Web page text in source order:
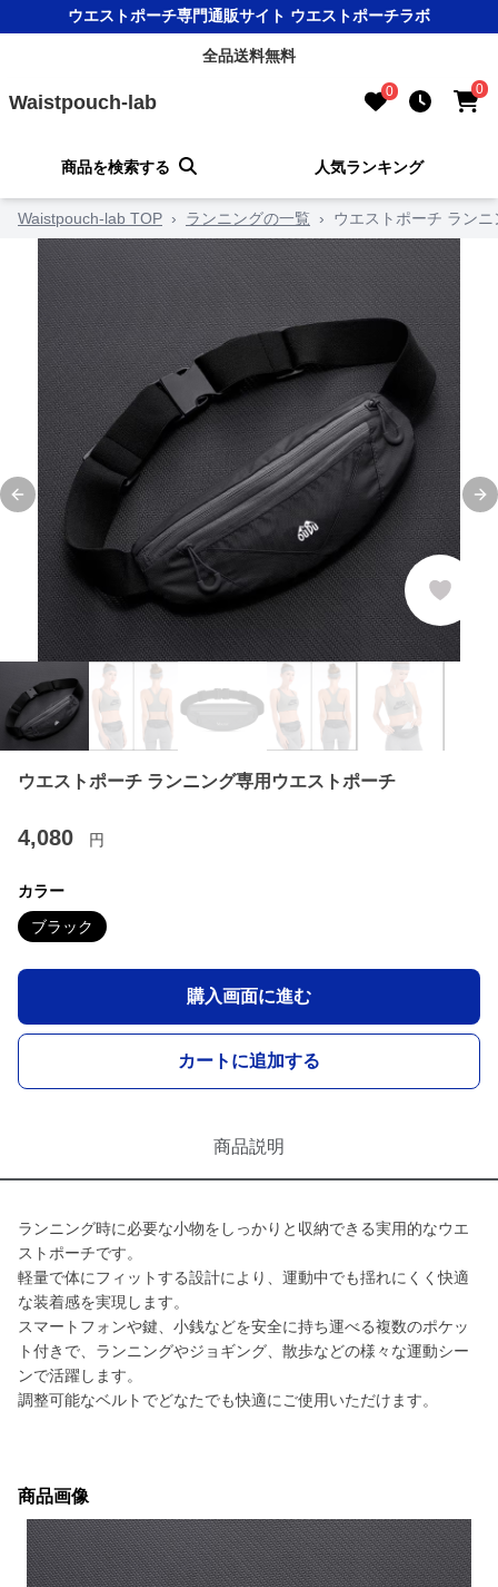
ウエストポーチ専門通販サイト ウエストポーチラボ
全品送料無料
Waistpouch-lab 0 0
商品を検索する 人気ランキング
Waistpouch-lab TOP › ランニングの一覧 › ウエストポーチ ラン
Previous slide
ウエストポーチ ランニング専用ウエストポーチ
4,080 円
カラー
ブラック
購入画面に進む
カートに追加する
商品説明
ランニング時に必要な小物をしっかりと収納できる実用的なウエ
ストポーチです。
軽量で体にフィットする設計により、運動中でも揺れにくく快適
な装着感を実現します。
スマートフォンや鍵、小銭などを安全に持ち運べる複数のポケッ
ト付きで、ランニングやジョギング、散歩などの様々な運動シー
ンで活躍します。
調整可能なベルトでどなたでも快適にご使用いただけます。
商品画像